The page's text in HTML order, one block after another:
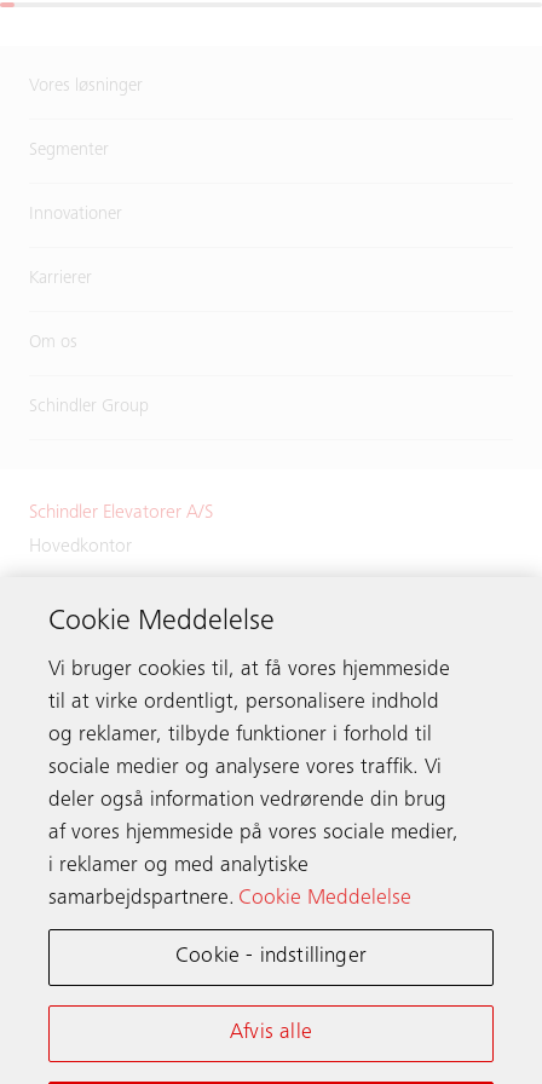
Vores løsninger
Segmenter
Innovationer
Karrierer
Om os
Schindler Group
Schindler Elevatorer A/S
Hovedkontor
2750 Ballerup
Telefon & døgnvagt:+45 70 13 10 60
E-mail:post.dk@schindler.com
Kontakt
Schindler i hele verden
Meddelelse om cookies & Indstillinger
Cookie Meddelelse
Vi bruger cookies til, at få vores hjemmeside
til at virke ordentligt, personalisere indhold
og reklamer, tilbyde funktioner i forhold til
sociale medier og analysere vores traffik. Vi
deler også information vedrørende din brug
af vores hjemmeside på vores sociale medier,
i reklamer og med analytiske
samarbejdspartnere. Cookie Meddelelse
Cookie - indstillinger
Afvis alle